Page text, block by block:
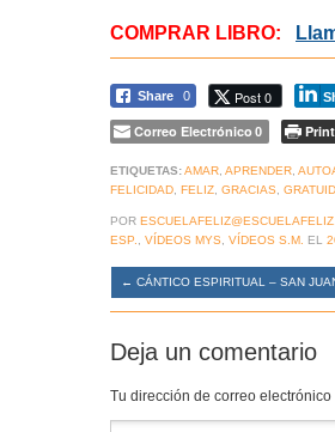
COMPRAR LIBRO:
Share 0 Post 0
Correo Electrónico 0 Print
ETIQUETAS:AMAR APRENDER
FELICIDAD FELIZ GRACIAS
POR
ESP.
VÍDEOS MYS VÍDEOS S.M. EL
← CÁNTICO ESPIRITUAL – SAN
Deja un comentario
Tu dirección de correo